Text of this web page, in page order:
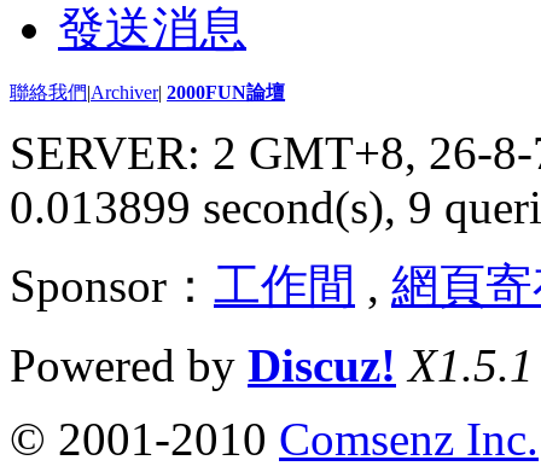
發送消息
聯絡我們|Archiver| 2000FUN論壇
SERVER: 2 GMT+8, 26-
0.013899 second(s), 9
Sponsor： 工作間 , 網頁
Powered by Discuz! X1.5.1
© 2001-2010 Comsenz Inc.